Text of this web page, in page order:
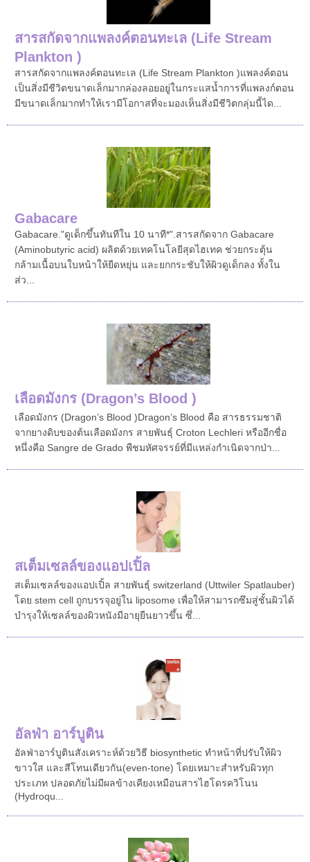
สารสกัดจากแพลงค์ตอนทะเล (Life Stream
Plankton )
สารสกัดจากแพลงค์ตอนทะเล (Life Stream Plankton )แพลงค์ตอน
เป็นสิ่งมีชีวิตขนาดเล็กมากล่องลอยอยู่ในกระแสน้ำการที่แพลงก์ตอน
มีขนาดเล็กมากทำให้เรามีโอกาสที่จะมองเห็นสิ่งมีชีวิตกลุ่มนี้ได...
Gabacare
Gabacare."ดูเด็กขึ้นทันทีใน 10 นาที*".สารสกัดจาก Gabacare
(Aminobutyric acid) ผลิตด้วยเทคโนโลยีสุดไฮเทค ช่วยกระตุ้น
กล้ามเนื้อบนใบหน้าให้ยืดหยุ่น และยกกระชับให้ผิวดูเด็กลง ทั้งใน
ส่ว...
เลือดมังกร (Dragon’s Blood )
เลือดมังกร (Dragon’s Blood )Dragon’s Blood คือ สารธรรมชาติ
จากยางดิบของต้นเลือดมังกร สายพันธุ์ Croton Lechleri หรืออีกชื่อ
หนึ่งคือ Sangre de Grado พืชมหัศจรรย์ที่มีแหล่งกำเนิดจากป่า...
สเต็มเซลล์ ของแอปเปิ้ล
สเต็มเซลล์ ของแอปเปิ้ล สายพันธุ์ switzerland (Uttwiler Spatlauber )
โดย stem cell ถูกบรรจุอยู่ใน liposome เพื่อให้สามารถซึมสู่ชั้นผิวได้
บำรุงให้เซลล์ของผิวหนังมีอายุยืนยาวขึ้น ซึ่...
อัลฟ่า อาร์บูติน
อัลฟ่าอาร์บูติน สังเคราะห์ด้วยวิธี biosynthetic ทำหน้าที่ปรับให้ผิว
ขาวใส และสีโทนเดียวกัน(even-tone) โดยเหมาะสำหรับผิวทุก
ประเภท ปลอดภัยไม่มีผลข้างเคียงเหมือนสารไฮโดรควิโนน
(Hydroqu...